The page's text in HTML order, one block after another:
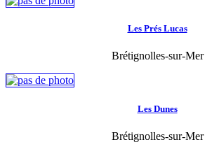
Les Prés Lucas
Brétignolles-sur-Mer
Les Dunes
Brétignolles-sur-Mer